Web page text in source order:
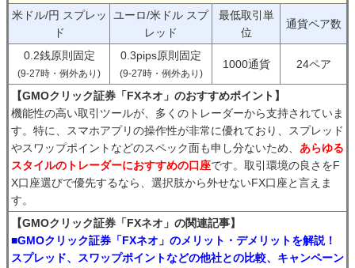
米ドル/円 スプレッ
ド
ユーロ/米ドル スプ
レッド
最低取引単
位
通貨ペア数
0.2銭原則固定
(9-27時・例外あり)
0.3pips原則固定
(9-27時・例外あり)
1000通貨 24ペア
【GMOクリック証券「FXネオ」のおすすめポイント】
機能性の高い取引ツールが、多くのトレーダーから支持されていま
す。特に、スマホアプリの操作性が非常に優れており、スプレッド
やスワップポイントなどのスペック面も申し分ないため、 あらゆる
スタイルのトレーダーにおすすめの口座です。取引環境の良さをF
X口座選びで優先するなら、選択肢から外せないFX口座と言えま
す。
【GMOクリック証券「FXネオ」の関連記事】
■GMOクリック証券「FXネオ」のメリット・デメリットを解説！
スプレッド、スワップポイントなどの他社との比較、キャンペーン